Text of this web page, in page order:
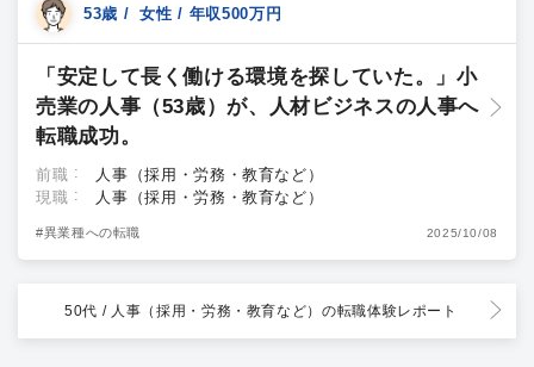
53歳 / 女性 / 年収500万円
「安定して長く働ける環境を探していた。」小
売業の人事（53歳）が、人材ビジネスの人事へ
転職成功。
前職
人事（採用・労務・教育など）
現職
人事（採用・労務・教育など）
#異業種への転職 2025/10/08
50代 / 人事（採用・労務・教育など）の転職体験レポート